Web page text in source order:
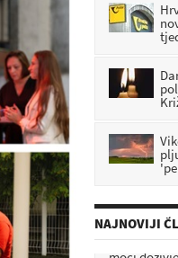
NAJNOVIJI
moći
PRIJE: 3 SATI